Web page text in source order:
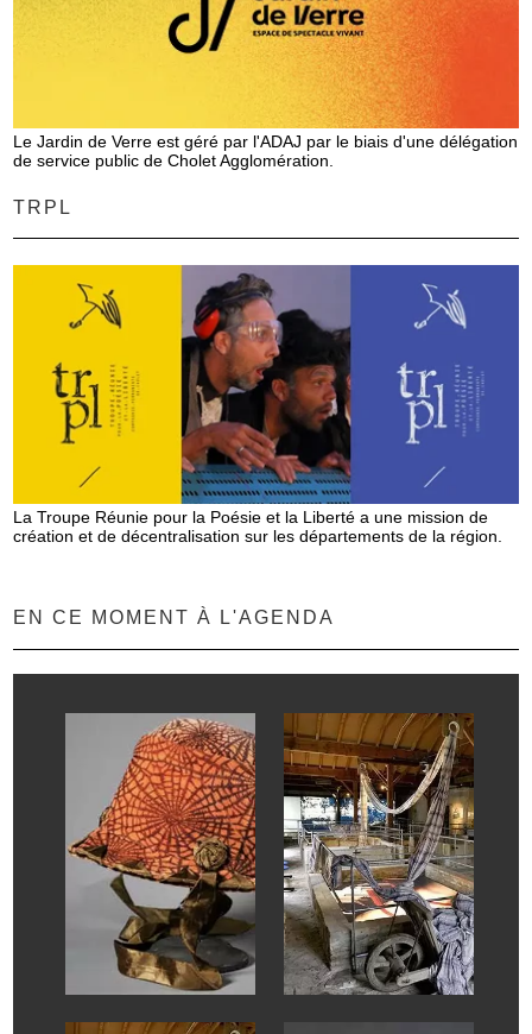
Le Jardin de Verre est géré par l'ADAJ par le biais d'une délégation
de service public de Cholet Agglomération.
TRPL
La Troupe Réunie pour la Poésie et la Liberté a une mission de
création et de décentralisation sur les départements de la région.
EN CE MOMENT À L'AGENDA